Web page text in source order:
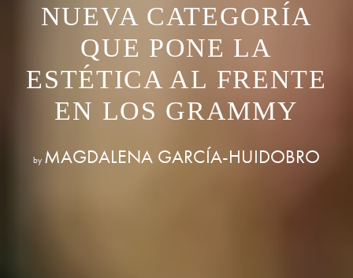
NUEVA CATEGORÍA
QUE PONE LA
ESTÉTICA AL FRENTE
EN LOS GRAMMY
by MAGDALENA GARCÍA-HUIDOBRO